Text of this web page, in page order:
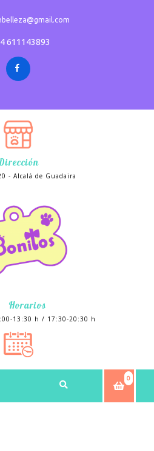
611143893
- Alcalá de Guadaira
Horarios
13:30 h / 17:30-20:30 h
0